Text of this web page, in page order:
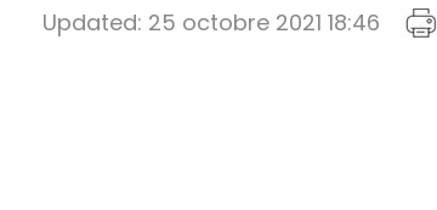
Updated: 25 octobre 2021 18:46